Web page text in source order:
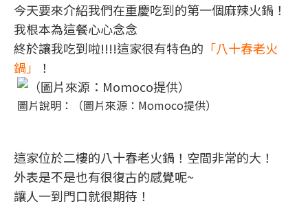
今天要來介紹我們在重慶吃到的第一個麻辣火鍋！
我根本為這餐心心念念
終於讓我吃到啦!!!!這家很有特色的 「八十春老火
鍋」
！
圖片說明：（圖片來源：Momoco提供）
這家位於二樓的八十春老火鍋！空間非常的大！
外表是不是也有很復古的感覺呢~
讓人一到門口就很期待！